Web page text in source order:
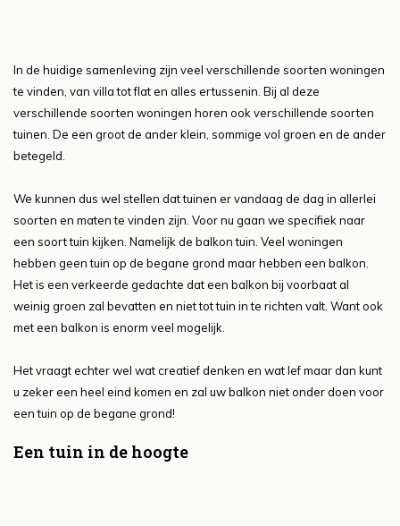
In de huidige samenleving zijn veel verschillende soorten woningen
te vinden, van villa tot flat en alles ertussenin. Bij al deze
verschillende soorten woningen horen ook verschillende soorten
tuinen. De een groot de ander klein, sommige vol groen en de ander
betegeld.
We kunnen dus wel stellen dat tuinen er vandaag de dag in allerlei
soorten en maten te vinden zijn. Voor nu gaan we specifiek naar
een soort tuin kijken. Namelijk de balkon tuin. Veel woningen
hebben geen tuin op de begane grond maar hebben een balkon.
Het is een verkeerde gedachte dat een balkon bij voorbaat al
weinig groen zal bevatten en niet tot tuin in te richten valt. Want ook
met een balkon is enorm veel mogelijk.
Het vraagt echter wel wat creatief denken en wat lef maar dan kunt
u zeker een heel eind komen en zal uw balkon niet onder doen voor
een tuin op de begane grond!
Een tuin in de hoogte